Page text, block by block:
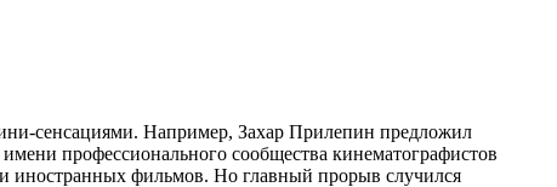
сенсациями. Например, Захар Прилепин предложил
профессионального сообщества кинематографистов
иностранных фильмов. Но главный прорыв случился